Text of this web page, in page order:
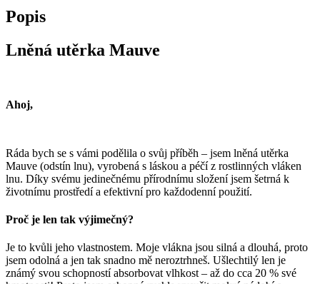
Popis
Lněná utěrka Mauve
Ahoj,
Ráda bych se s vámi podělila o svůj příběh – jsem lněná utěrka
Mauve (odstín lnu), vyrobená s láskou a péčí z rostlinných vláken
lnu. Díky svému jedinečnému přírodnímu složení jsem šetrná k
životnímu prostředí a efektivní pro každodenní použití.
Proč je len tak výjimečný?
Je to kvůli jeho vlastnostem. Moje vlákna jsou silná a dlouhá, proto
jsem odolná a jen tak snadno mě neroztrhneš. Ušlechtilý len je
známý svou schopností absorbovat vlhkost – až do cca 20 % své